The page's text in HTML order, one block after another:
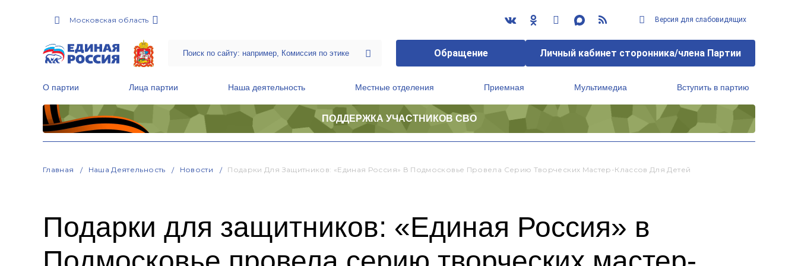
Московская область Версия для слабовидящих
Обращение Личный кабинет сторонника/члена Партии
О партии Лица партии Наша деятельность Местные отделения Приемная Мультимедиа Вступить в партию
ПОДДЕРЖКА УЧАСТНИКОВ СВО
Главная Наша Деятельность Новости Подарки Для Защитников: «Единая Россия» В Подмосковье Провела Серию Творческих Мастер-Классов Для Детей
Подарки для защитников: «Единая Россия» в